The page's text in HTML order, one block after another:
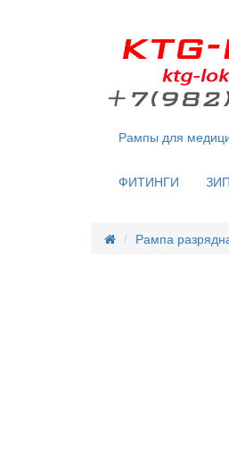
Рампы для
ФИТИНГИ ЗИП
Рампа